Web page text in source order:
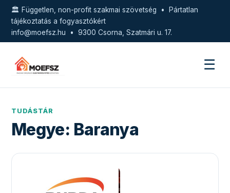
🏛️ Független, non-profit szakmai szövetség • Pártatlan
tájékoztatás a fogyasztókért
info@moefsz.hu • 9300 Csorna, Szatmári u. 17.
☰
TUDÁSTÁR
Megye: Baranya